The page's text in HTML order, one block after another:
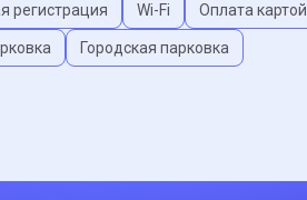
регистрация Wi-Fi Оплата картой
Городская парковка